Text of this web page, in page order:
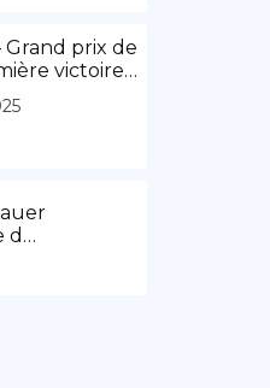
Grand prix de
victoire
Rouge,
d’Alonso fait
de